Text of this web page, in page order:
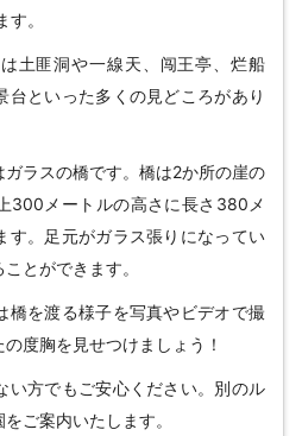
。
土匪洞や一線天、闯王亭、烂船
台といった多くの見どころがあり
ラスの橋です。橋は2か所の崖の
300メートルの高さに長さ380メ
す。足元がガラス張りになってい
とができます。
を渡る様子を写真やビデオで撮
度胸を見せつけましょう！
方でもご安心ください。別のル
ご案内いたします。